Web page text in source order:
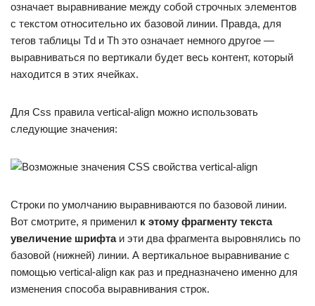
означает выравнивание между собой строчных элементов
с текстом относительно их базовой линии. Правда, для
тегов таблицы Td и Th это означает немного другое —
выравниваться по вертикали будет весь контент, который
находится в этих ячейках.
Для Css правила vertical-align можно использовать
следующие значения:
Строки по умолчанию выравниваются по базовой линии.
Вот смотрите, я применил к этому фрагменту текста
увеличение шрифтаи эти два фрагмента выровнялись по
базовой (нижней) линии. А вертикальное выравнивание с
помощью vertical-align как раз и предназначено именно для
изменения способа выравнивания строк.